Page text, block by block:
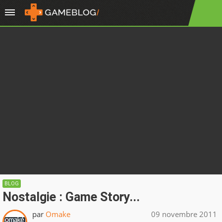
BLOG
Nostalgie : Game Story...
par Omake 09 novembre 2011